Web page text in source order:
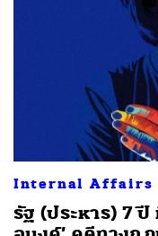
Internal Affairs
รัฐ (ประหาร) 7